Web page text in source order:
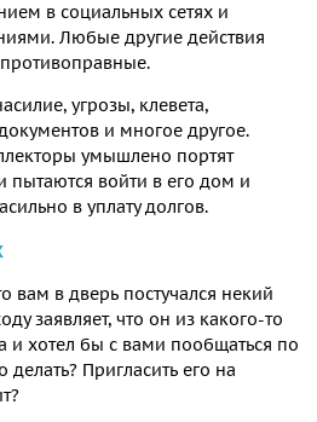
в социальных сетях и
Любые другие действия
угрозы, клевета,
и многое другое.
умышлено портят
войти в его дом и
в уплату долгов.
вам в дверь постучался некий
заявляет, что он из какого-то
и хотел бы с вами пообщаться по
Пригласить его на